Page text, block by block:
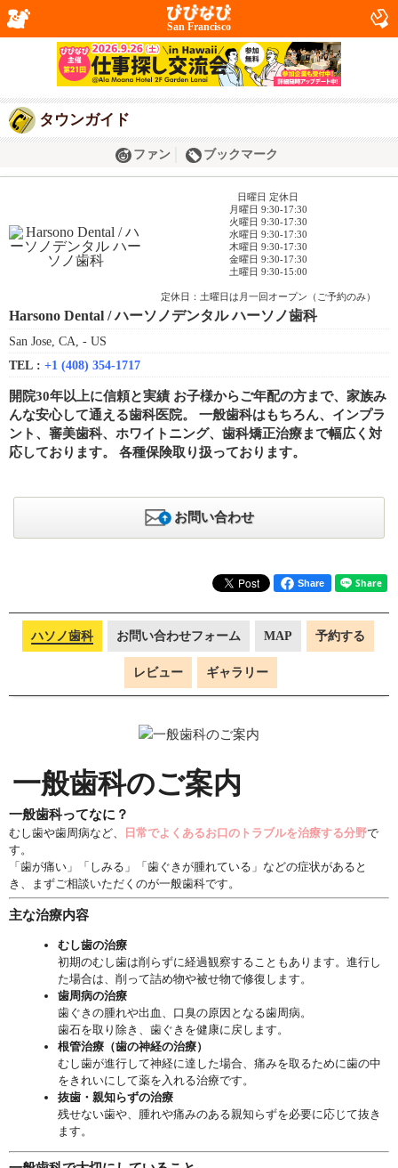
San Francisco
タウンガイド
ファン ブックマーク
日曜日 定休日
月曜日 9:30-17:30
火曜日 9:30-17:30
水曜日 9:30-17:30
木曜日 9:30-17:30
金曜日 9:30-17:30
土曜日 9:30-15:00
定休日：土曜日は月一回オープン（ご予約のみ）
Harsono Dental / ハーソノデンタル ハーソノ歯科
San Jose, CA, - US
TEL : +1 (408) 354-1717
開院30年以上に信頼と実績 お子様からご年配の方まで、家族み
んな安心して通える歯科医院。 一般歯科はもちろん、インプラ
ント、審美歯科、ホワイトニング、歯科矯正治療まで幅広く対
応しております。 各種保険取り扱っております。
お問い合わせ
Share
ハソノ歯科 お問い合わせフォーム MAP 予約する
レビュー ギャラリー
一般歯科のご案内
一般歯科ってなに？
むし歯や歯周病など、 日常でよくあるお口のトラブルを治療する分野で
す。
「歯が痛い」「しみる」「歯ぐきが腫れている」 などの症状があると
き、まずご相談いただくのが一般歯科です。
主な治療内容
むし歯の治療
初期のむし歯は削らずに経過観察することもあります。 進行し
た場合は、削って詰め物や被せ物で修復します。
歯周病の治療
歯ぐきの腫れや出血、口臭の原因となる歯周病。
歯石を取り除き、歯ぐきを健康に戻します。
根管治療（歯の神経の治療）
むし歯が進行して神経に達した場合、 痛みを取るために歯の中
をきれいにして薬を入れる治療です。
抜歯・親知らずの治療
残せない歯や、 腫れや痛みのある親知らずを必要に応じて抜き
ます。